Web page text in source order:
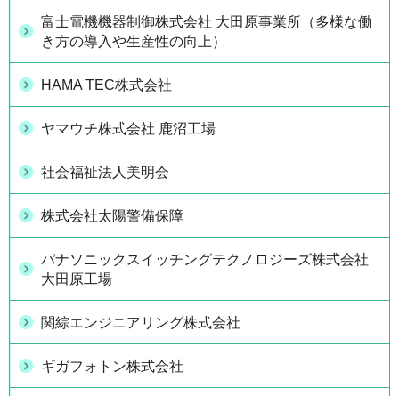
富士電機機器制御株式会社 大田原事業所（多様な働
き方の導入や生産性の向上）
HAMA TEC株式会社
ヤマウチ株式会社 鹿沼工場
社会福祉法人美明会
株式会社太陽警備保障
パナソニックスイッチングテクノロジーズ株式会社
大田原工場
関綜エンジニアリング株式会社
ギガフォトン株式会社